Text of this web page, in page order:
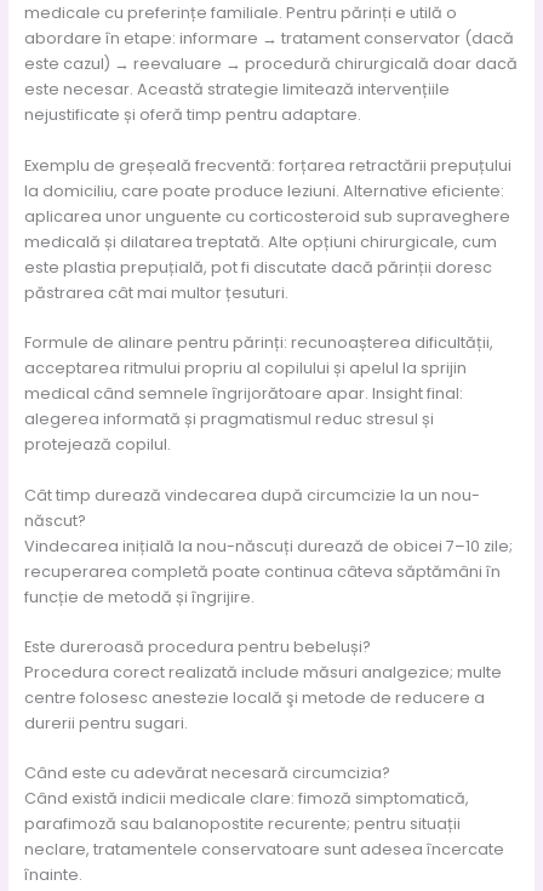
medicale cu preferințe familiale. Pentru părinți e utilă o
abordare în etape: informare → tratament conservator (dacă
este cazul) → reevaluare → procedură chirurgicală doar dacă
este necesar. Această strategie limitează intervențiile
nejustificate și oferă timp pentru adaptare.
Exemplu de greșeală frecventă: forțarea retractării prepuțului
la domiciliu, care poate produce leziuni. Alternative eficiente:
aplicarea unor unguente cu corticosteroid sub supraveghere
medicală și dilatarea treptată. Alte opțiuni chirurgicale, cum
este plastia prepuțială, pot fi discutate dacă părinții doresc
păstrarea cât mai multor țesuturi.
Formule de alinare pentru părinți: recunoașterea dificultății,
acceptarea ritmului propriu al copilului și apelul la sprijin
medical când semnele îngrijorătoare apar. Insight final:
alegerea informată și pragmatismul reduc stresul și
protejează copilul.
Cât timp durează vindecarea după circumcizie la un nou-
născut?
Vindecarea inițială la nou-născuți durează de obicei 7–10 zile;
recuperarea completă poate continua câteva săptămâni în
funcție de metodă și îngrijire.
Este dureroasă procedura pentru bebeluși?
Procedura corect realizată include măsuri analgezice; multe
centre folosesc anestezie locală şi metode de reducere a
durerii pentru sugari.
Când este cu adevărat necesară circumcizia?
Când există indicii medicale clare: fimoză simptomatică,
parafimoză sau balanopostite recurente; pentru situații
neclare, tratamentele conservatoare sunt adesea încercate
înainte.